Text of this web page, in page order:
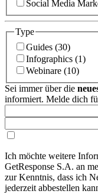
Social Media
Type
Guides (30)
Infographics (1)
Webinare (10)
Sei immer über die
informiert. Melde dich
Ich möchte weitere
GetResponse S.A. an
zur Kenntnis, dass ich
jederzeit abbestellen